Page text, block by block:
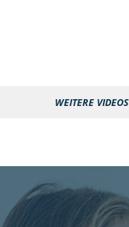
WEITERE VIDEOS